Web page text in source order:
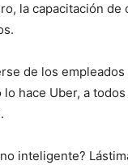
la capacitación
de los
lo hace Uber, a
inteligente?